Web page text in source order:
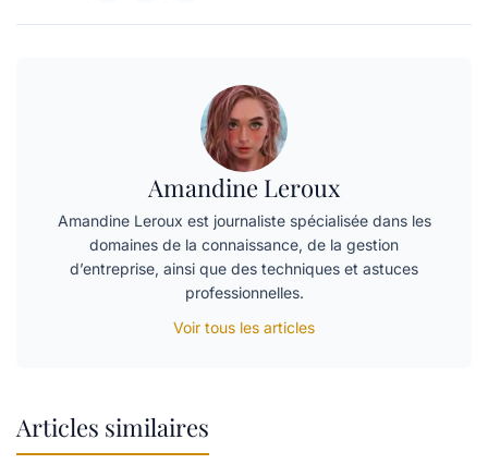
Amandine Leroux
Amandine Leroux est journaliste spécialisée dans les
domaines de la connaissance, de la gestion
d’entreprise, ainsi que des techniques et astuces
professionnelles.
Voir tous les articles
Articles similaires